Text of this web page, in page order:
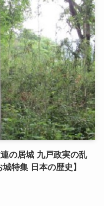
の居城 九戸政実の乱
特集 日本の歴史】